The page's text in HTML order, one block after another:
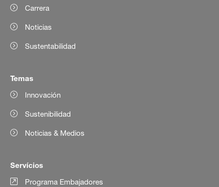
Carrera
Noticias
Sustentabilidad
Temas
Innovación
Sustenibilidad
Noticias & Medios
Servícios
Programa Embajadores